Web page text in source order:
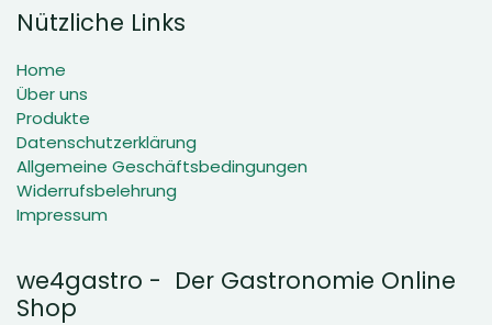
Nützliche Links
Home
Über uns
Produkte
Datenschutzerklärung
Allgemeine Geschäftsbedingungen
Widerrufsbelehrung
Impressum
we4gastro - Der Gastronomie Online
Shop